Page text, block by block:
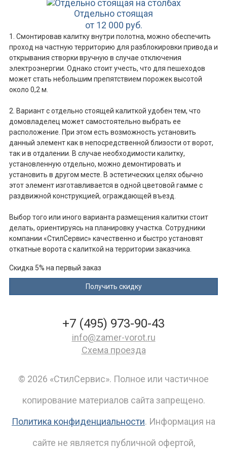
Отдельно стоящая
от 12 000 руб.
1. Смонтировав калитку внутри полотна, можно обеспечить
проход на частную территорию для разблокировки привода и
открывания створки вручную в случае отключения
электроэнергии. Однако стоит учесть, что для пешеходов
может стать небольшим препятствием порожек высотой
около 0,2 м.
2. Вариант с отдельно стоящей калиткой удобен тем, что
домовладелец может самостоятельно выбрать ее
расположение. При этом есть возможность установить
данный элемент как в непосредственной близости от ворот,
так и в отдалении. В случае необходимости калитку,
установленную отдельно, можно демонтировать и
установить в другом месте. В эстетических целях обычно
этот элемент изготавливается в одной цветовой гамме с
раздвижной конструкцией, ограждающей въезд.
Выбор того или иного варианта размещения калитки стоит
делать, ориентируясь на планировку участка. Сотрудники
компании «СтилСервис» качественно и быстро установят
откатные ворота с калиткой на территории заказчика.
Скидка 5% на первый заказ
+7 (495) 973-90-43
info@zamer-vorot.ru
Схема проезда
© 2026 «СтилСервис». Полное или частичное
копирование материалов сайта запрещено.
Политика конфиденциальности. Информация на
сайте не является публичной офертой,